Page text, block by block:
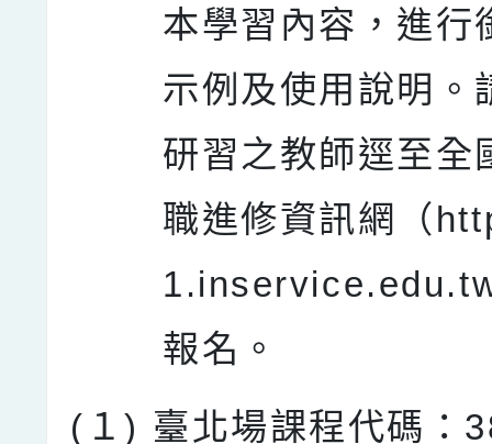
本學習內容，進行
示例及使用說明。
研習之教師逕至全
職進修資訊網（
報名。
(１) 臺北場課程代碼：